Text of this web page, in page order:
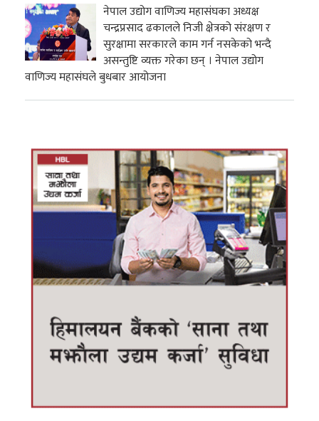
नेपाल उद्योग वाणिज्य महासंघका अध्यक्ष
चन्द्रप्रसाद ढकालले निजी क्षेत्रको संरक्षण र
सुरक्षामा सरकारले काम गर्न नसकेको भन्दै
असन्तुष्टि व्यक्त गरेका छन् । नेपाल उद्योग
वाणिज्य महासंघले बुधबार आयोजना